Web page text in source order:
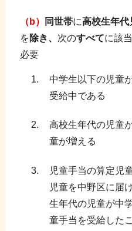
（ b） 同世帯に高校生年代
を除き、 次のすべてに該
必要
中学生以下の児童
受給中である
高校生年代の児童
童が増える
児童手当の算定児
児童を中野区に届
生年代の児童が中
童手当を受給した